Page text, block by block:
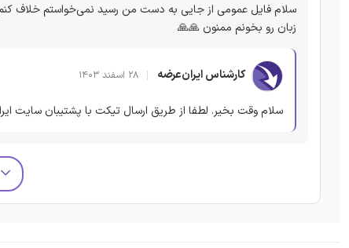
سلام فایل عمومی از جایی به دست من رسید نمی‌خواستم خلاف
زبان رو بخونم ممنون 🙏🙏
کارشناس ایران‌عرضه ۲۸ اسفند ۱۴۰۳
سلام وقت بخیر. لطفا از طریق ارسال تیکت با پشتیبان سایت